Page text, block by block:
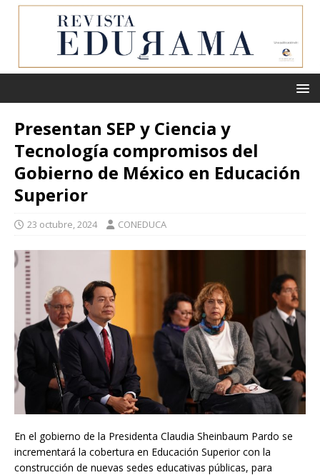
Presentan SEP y Ciencia y
Tecnología compromisos del
Gobierno de México en Educación
Superior
23 octubre, 2024 CONEDUCA
En el gobierno de la Presidenta Claudia Sheinbaum Pardo se
incrementará la cobertura en Educación Superior con la
construcción de nuevas sedes educativas públicas, para